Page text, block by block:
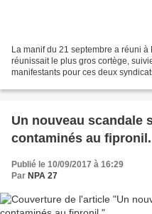
La manif du 21 septembre a réuni
réunissait le plus gros cortège,
manifestants pour ces deux
Un nouveau scandale
contaminés au fipronil.
Publié le 10/09/2017 à 16:29
Par NPA 27